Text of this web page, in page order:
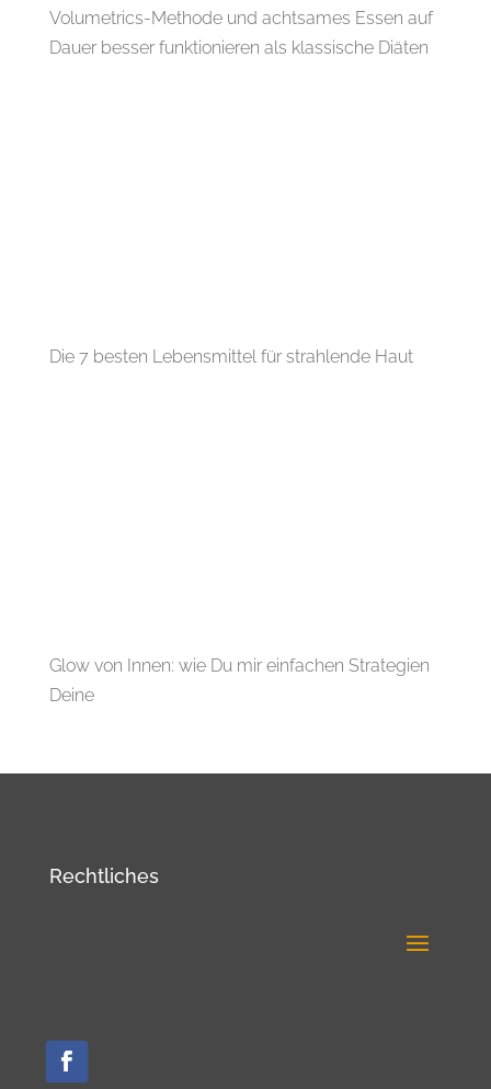
Volumetrics-Methode und achtsames Essen auf
Dauer besser funktionieren als klassische Diäten
Die 7 besten Lebensmittel für strahlende Haut
Glow von Innen: wie Du mir einfachen Strategien
Deine
Rechtliches